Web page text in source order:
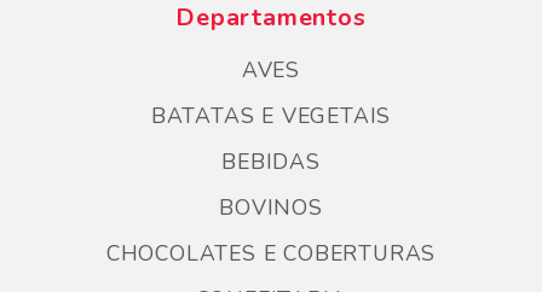
Departamentos
AVES
BATATAS E VEGETAIS
BEBIDAS
BOVINOS
CHOCOLATES E COBERTURAS